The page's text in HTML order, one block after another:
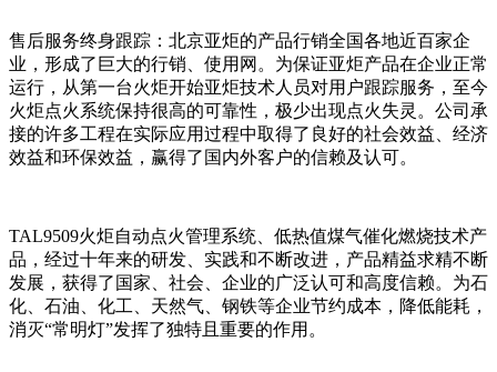
售后服务终身跟踪：北京亚炬的产品行销全国各地近百家企
业，形成了巨大的行销、使用网。为保证亚炬产品在企业正常
运行，从第一台火炬开始亚炬技术人员对用户跟踪服务，至今
火炬点火系统保持很高的可靠性，极少出现点火失灵。公司承
接的许多工程在实际应用过程中取得了良好的社会效益、经济
效益和环保效益，赢得了国内外客户的信赖及认可。
TAL9509火炬自动点火管理系统、低热值煤气催化燃烧技术产
品，经过十年来的研发、实践和不断改进，产品精益求精不断
发展，获得了国家、社会、企业的广泛认可和高度信赖。为石
化、石油、化工、天然气、钢铁等企业节约成本，降低能耗，
消灭“常明灯”发挥了独特且重要的作用。